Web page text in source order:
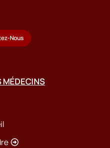
Nous
MÉDECINS